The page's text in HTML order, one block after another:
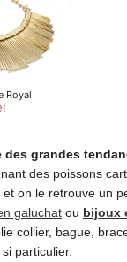
des grandes
des poissons
on le retrouve un
galuchat ou bijoux
collier, bague,
particulier.